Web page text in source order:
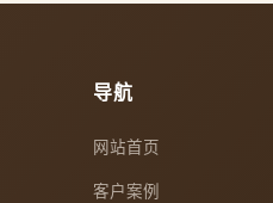
导航
网站首页
客户案例